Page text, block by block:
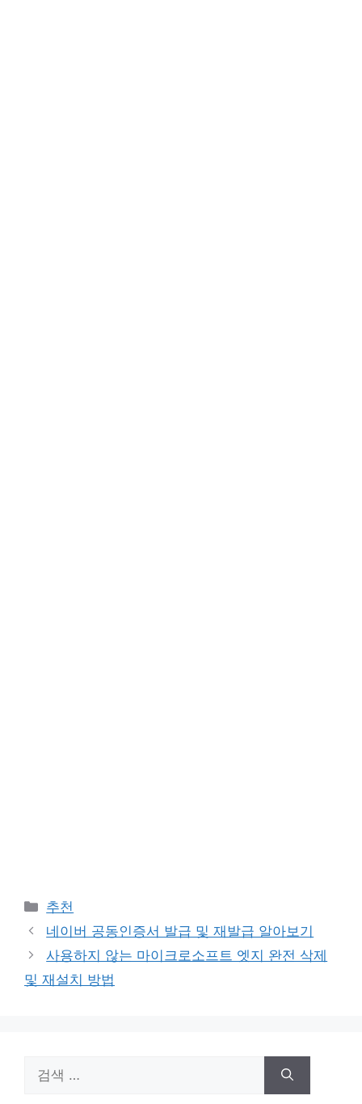
카
테
고
리
추천
네이버 공동인증서 발급 및 재발급 알아보기
사용하지 않는 마이크로소프트 엣지 완전 삭제
및 재설치 방법
색: